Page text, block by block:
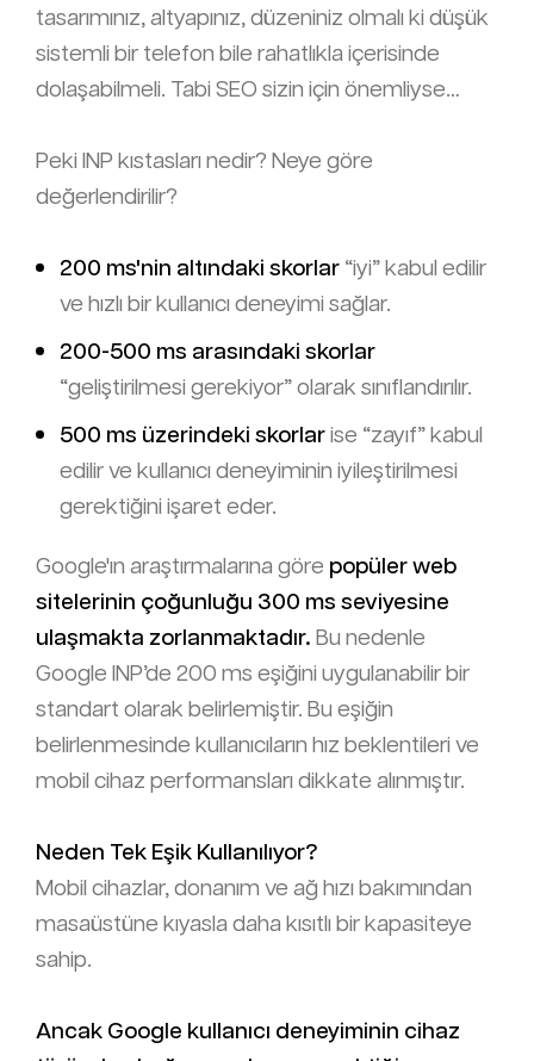
tasarımınız, altyapınız, düzeniniz olmalı ki düşük
sistemli bir telefon bile rahatlıkla içerisinde
dolaşabilmeli. Tabi SEO sizin için önemliyse…
Peki INP kıstasları nedir? Neye göre
değerlendirilir?
200 ms'nin altındaki skorlar “iyi” kabul edilir
ve hızlı bir kullanıcı deneyimi sağlar.
200-500 ms arasındaki skorlar
“geliştirilmesi gerekiyor” olarak sınıflandırılır.
500 ms üzerindeki skorlar ise “zayıf” kabul
edilir ve kullanıcı deneyiminin iyileştirilmesi
gerektiğini işaret eder.
Google'ın araştırmalarına göre popüler web
sitelerinin çoğunluğu 300 ms seviyesine
ulaşmakta zorlanmaktadır. Bu nedenle
Google INP’de 200 ms eşiğini uygulanabilir bir
standart olarak belirlemiştir. Bu eşiğin
belirlenmesinde kullanıcıların hız beklentileri ve
mobil cihaz performansları dikkate alınmıştır.
Neden Tek Eşik Kullanılıyor?
Mobil cihazlar, donanım ve ağ hızı bakımından
masaüstüne kıyasla daha kısıtlı bir kapasiteye
sahip.
Ancak Google kullanıcı deneyiminin cihaz